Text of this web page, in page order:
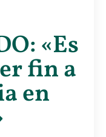
«Es
fin a
en